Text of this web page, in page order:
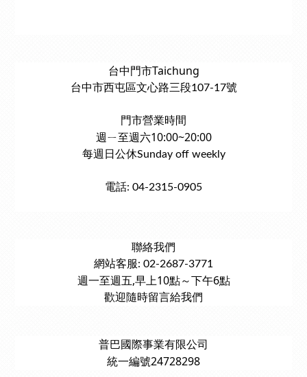
台中門市Taichung
台中市西屯區文心路三段107-17號
門市營業時間
週ㄧ至週六10:00~20:00
每週日公休Sunday off weekly
電話: 04-2315-0905
聯絡我們
網站客服: 02-2687-3771
週一至週五,早上10點～下午6點
歡迎隨時留言給我們
普巴國際事業有限公司
統一編號24728298